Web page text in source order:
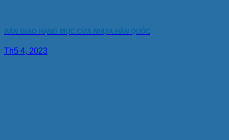
BÀN GIAO HẠNG MỤC CỬA NHỰA HÀN QUỐC
Th5 4, 2023